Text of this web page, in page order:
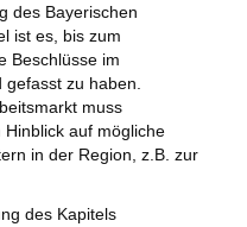
des Bayerischen
ist es, bis zum
Beschlüsse im
gefasst zu haben.
muss
auf mögliche
in der Region, z.B. zur
des Kapitels